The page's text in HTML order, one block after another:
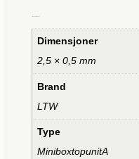
Dimensjoner
2,5 × 0,5 mm
Brand
LTW
Type
MiniboxtopunitA